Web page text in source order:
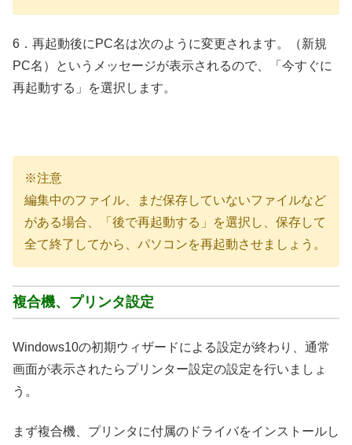
6．再起動後にPC名は次のように変更されます。（新規
PC名）というメッセージが表示されるので、「今すぐに
再起動する」を選択します。
※注意
編集中のファイル、まだ保存していないファイルなど
がある場合、「後で再起動する」を選択し、保存して
全て終了してから、パソコンを再起動させましょう。
複合機、プリンタ設定
Windows10の初期ウィザードによる設定が終わり、通常
画面が表示されたらプリンター設定の設定を行いましょ
う。
まず複合機、プリンタに付属のドライバをインストールし